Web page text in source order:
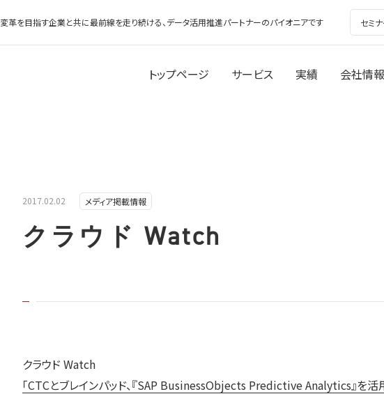
変革を目指す企業と共に最前線を走り続ける、データ活用推進パートナーのパイオニアです セミ
トップページ サービス 実績 会社情報
2017.02.02 メディア掲載情報
クラウド Watch
クラウド Watch
「CTCとブレインパッド、『SAP BusinessObjects Predictive Analytics』を